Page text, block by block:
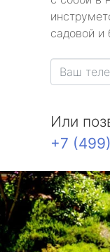
садовой и
Или
+7